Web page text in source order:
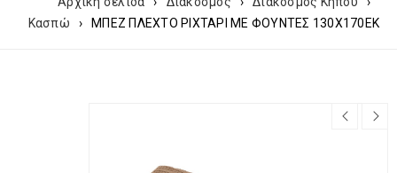
Κασπώ
› ΜΠΕΖ ΠΛΕΧΤΟ ΡΙΧΤΑΡΙ ΜΕ ΦΟΥΝΤΕΣ 130Χ170ΕΚ